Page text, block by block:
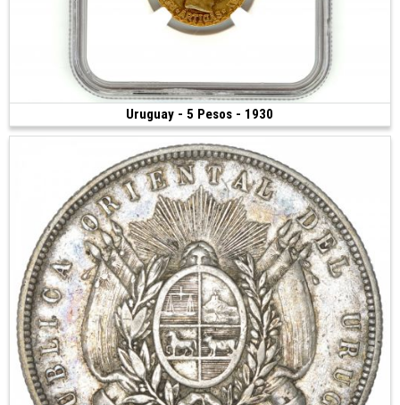
Uruguay - 5 Pesos - 1930
(1930 • Paris • 8.48 g • 22 mm)